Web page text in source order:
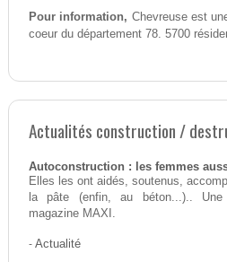
Pour information, Chevreuse est
coeur du département 78. 5700
Actualités construction /
Autoconstruction : les femmes
Elles les ont aidés, soutenus,
la pâte (enfin, au béton...)..
magazine MAXI.
- Actualité